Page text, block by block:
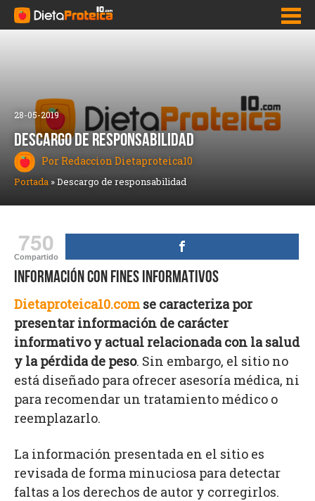
Adelgazar Rápido
Dietas para bajar de peso
Pastillas para adelgazar y bajar de peso
Nutrición
28-05-2019
DESCARGO DE RESPONSABILIDAD
Por Redaccion Dietaproteica10
Portada »Descargo de responsabilidad
750
Compartido
INFORMACIÓN CON FINES INFORMATIVOS
Dietaproteica10.com se caracteriza por
presentar información de carácter
informativo y actual relacionada con la salud
y la pérdida de peso. Sin embargo, el sitio no
está diseñado para ofrecer asesoría médica, ni
para recomendar un tratamiento médico o
reemplazarlo.
La información presentada en el sitio es
revisada de forma minuciosa para detectar
faltas a los derechos de autor y corregirlos.